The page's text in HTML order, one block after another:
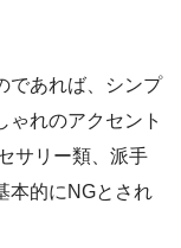
であれば、シンプ
ゃれのアクセント
サリー類、派手
本的にNGとされ